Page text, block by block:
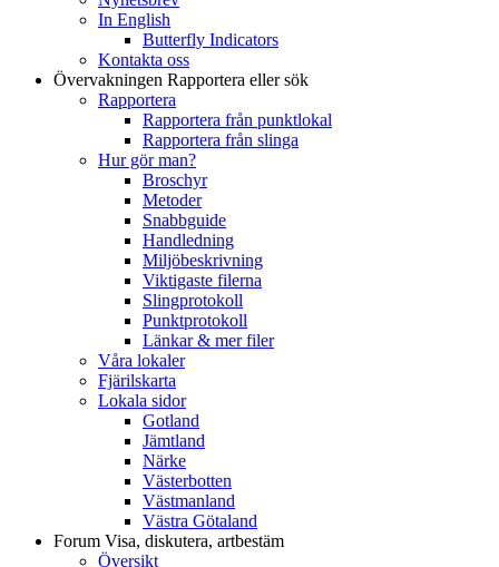
In English
Butterfly Indicators
Kontakta oss
Övervakningen Rapportera eller sök
Rapportera
Rapportera från punktlokal
Rapportera från slinga
Hur gör man?
Broschyr
Metoder
Snabbguide
Handledning
Miljöbeskrivning
Viktigaste filerna
Slingprotokoll
Punktprotokoll
Länkar & mer filer
Våra lokaler
Fjärilskarta
Lokala sidor
Gotland
Jämtland
Närke
Västerbotten
Västmanland
Västra Götaland
Forum Visa, diskutera, artbestäm
Översikt